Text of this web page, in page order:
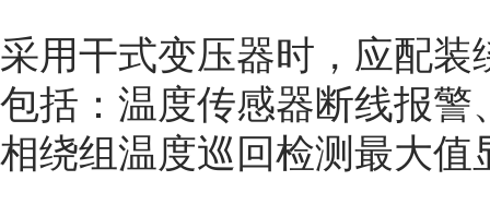
采用干式变压器时，应配
包括：温度传感器断线报
相绕组温度巡回检测最大值